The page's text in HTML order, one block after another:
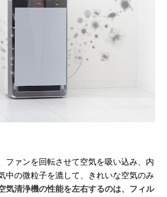
ファンを回転させて空気を吸い込み、内
中の微粒子を漉して、きれいな空気のみ
気清浄機の性能を左右するのは、フィル